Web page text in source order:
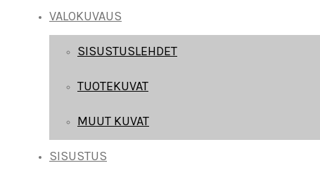
VALOKUVAUS
SISUSTUSLEHDET
TUOTEKUVAT
MUUT KUVAT
SISUSTUS